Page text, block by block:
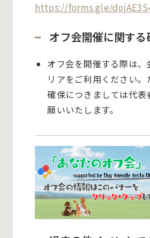
https://forms.gle/
オフ会開催に関する
オフ会を開催する際は
リアをご利用ください
確保につきましては代
願いいたします。